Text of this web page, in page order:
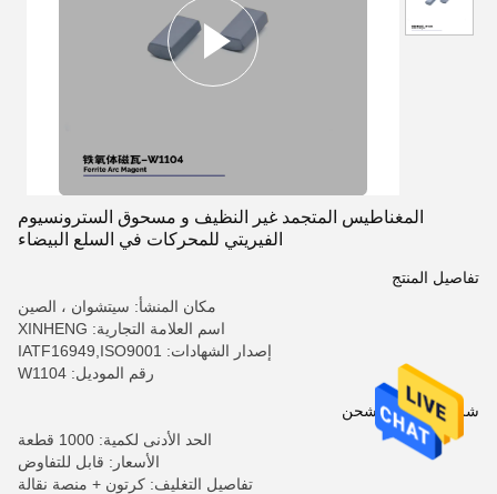
المغناطيس المتجمد غير النظيف و مسحوق السترونسيوم
الفيريتي للمحركات في السلع البيضاء
تفاصيل المنتج
مكان المنشأ: سيتشوان ، الصين
اسم العلامة التجارية: XINHENG
إصدار الشهادات: IATF16949,ISO9001
رقم الموديل: W1104
شروط الدفع والشحن
الحد الأدنى لكمية: 1000 قطعة
الأسعار: قابل للتفاوض
تفاصيل التغليف: كرتون + منصة نقالة